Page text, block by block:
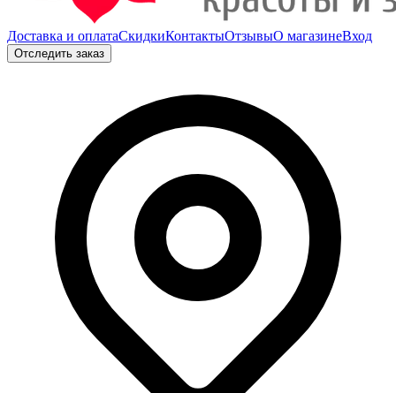
Доставка и оплатаСкидкиКонтактыОтзывыО магазинеВход
Отследить заказ